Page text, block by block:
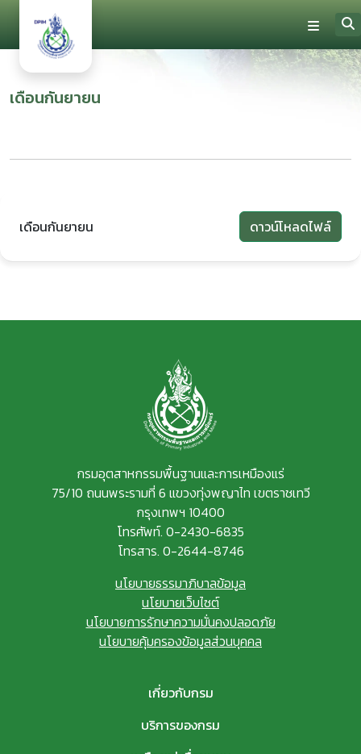
เดือนกันยายน
เดือนกันยายน ดาวน์โหลดไฟล์
กรมอุตสาหกรรมพื้นฐานและการเหมืองแร่
75/10 ถนนพระรามที่ 6 แขวงทุ่งพญาไท เขตราชเทวี
กรุงเทพฯ 10400
โทรศัพท์. 0-2430-6835
โทรสาร. 0-2644-8746
นโยบายธรรมาภิบาลข้อมูล
นโยบายเว็บไซต์
นโยบายการรักษาความมั่นคงปลอดภัย
นโยบายคุ้มครองข้อมูลส่วนบุคคล
เกี่ยวกับกรม
บริการของกรม